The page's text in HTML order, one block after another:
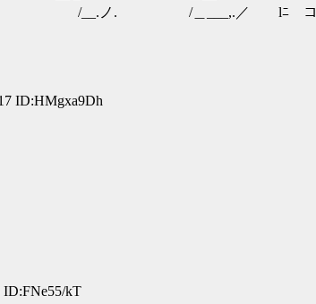
／ /__.ノ. /＿___,.／ lﾆ コ
ID:HMgxa9Dh
ID:FNe55/kT